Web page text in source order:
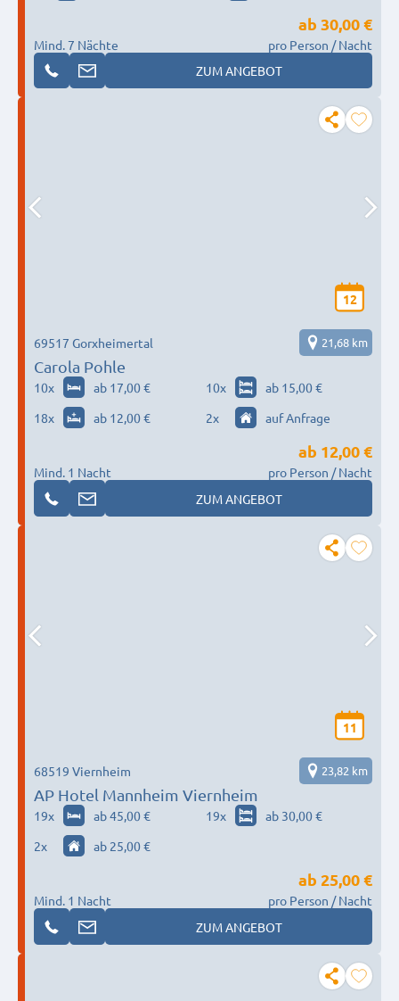
Mind. 7 Nächte
ab 30,00 €
pro Person / Nacht
ZUM ANGEBOT
12
Carola Pohle
69517 Gorxheimertal 21,68 km
10x ab 17,00 € 10x
ab 15,00 €
18x ab 12,00 € 2x auf Anfrage
Mind. 1 Nacht
ab 12,00 €
pro Person / Nacht
ZUM ANGEBOT
11
AP Hotel Mannheim Viernheim
68519 Viernheim 23,82 km
19x ab 45,00 € 19x
ab 30,00 €
2x ab 25,00 €
Mind. 1 Nacht
ab 25,00 €
pro Person / Nacht
ZUM ANGEBOT